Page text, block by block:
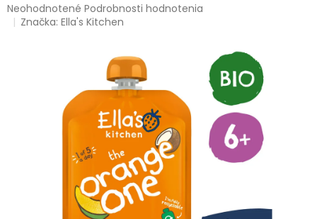
Priemerné
hodnotenie
Neohodnotené Podrobnosti hodnotenia
Značka:Ella's Kitchen